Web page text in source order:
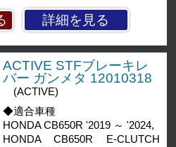
詳細を見る
ACTIVE STFブレーキレ
バー ガンメタ 12010318
(ACTIVE)
◆適合車種
HONDA CB650R '2019 ～ '2024,
HONDA CB650R E-CLUTCH